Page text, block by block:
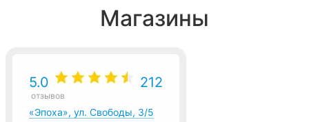
Магазины
5.0 212
отзывов
«Эпоха», ул. Свободы, 3/5